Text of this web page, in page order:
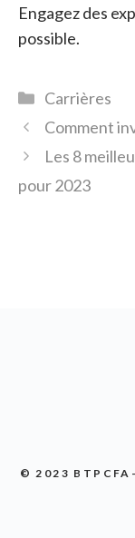
Engagez des
possible.
Catégories
Carrières
Comment
Les 8
pour 2023
© 2023 BTPCFA-